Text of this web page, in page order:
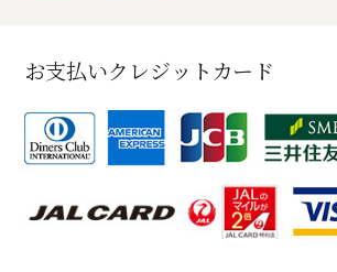
お支払いクレジットカード